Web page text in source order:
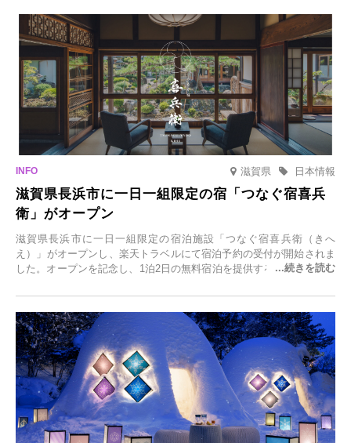
滋賀県 日本情報
滋賀県長浜市に一日一組限定の宿「つなぐ宿喜兵
衛」がオープン
滋賀県長浜市に一日一組限定の宿泊施設「つなぐ宿喜兵衛（きへ
え）」がオープンし、楽天トラベルにて宿泊予約の受付が開始されま
した。オープンを記念し、1泊2日の無料宿泊を提供するキャンペーン
一組限定の宿だからこそ叶う、大切な人との特別な時間を体験いただ
けます。